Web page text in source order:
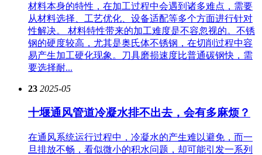
材料本身的特性，在加工过程中会遇到诸多难点，需要
从材料选择、工艺优化、设备适配等多个方面进行针对
性解决。 材料特性带来的加工难度是不容忽视的。不锈
钢的硬度较高，尤其是奥氏体不锈钢，在切削过程中容
易产生加工硬化现象。刀具磨损速度比普通碳钢快，需
要选择耐...
23 2025-05
十堰通风管道冷凝水排不出去，会有多麻烦？
在通风系统运行过程中，冷凝水的产生难以避免，而一
旦排放不畅，看似微小的积水问题，却可能引发一系列